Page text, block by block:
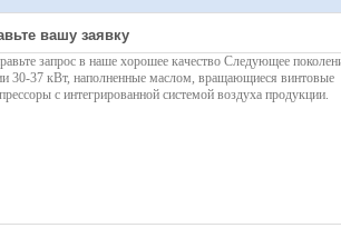
вашу заявку